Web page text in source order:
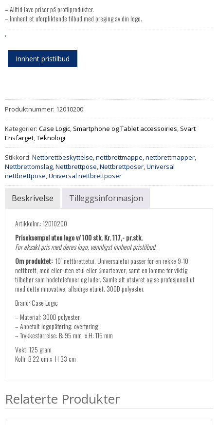
– Alltid lave priser på profilprodukter.
– Innhent et uforpliktende tilbud med preging av din logo.
Innhent pristilbud
Produktnummer: 12010200
Kategorier: Case Logic, Smartphone og Tablet accessoiries, Svart
Ensfarget,Teknologi
Stikkord: Nettbrettbeskyttelse,nettbrettmappe,nettbrettmapper,
Nettbrettomslag,Nettbrettpose,Nettbrettposer,Universal
nettbrettpose,Universal nettbrettposer
Beskrivelse Tilleggsinformasjon
Artikkelnr.: 12010200
Priseksempel uten logo v/ 100 stk. Kr. 117,- pr.stk.
For eksakt pris med deres logo, vennligst innhent pristilbud.
Om produktet: 10″ nettbrettetui. Universaletui passer for en rekke 9-10
nettbrett, med eller uten etui eller Smartcover, samt en lomme for viktig
tilbehør som hodetelefoner og lader. Samle alt utstyret og se profesjonell ut
med dette innovative, allsidige etuiet. 300D polyester.
Brand: Case Logic
– Material: 300D polyester.
– Anbefalt logopåføring: overføring
– Trykkestørrelse: B: 95 mm x H: 115 mm
Vekt: 125 gram
Kolli: B 22 cm x H 33 cm
Relaterte Produkter